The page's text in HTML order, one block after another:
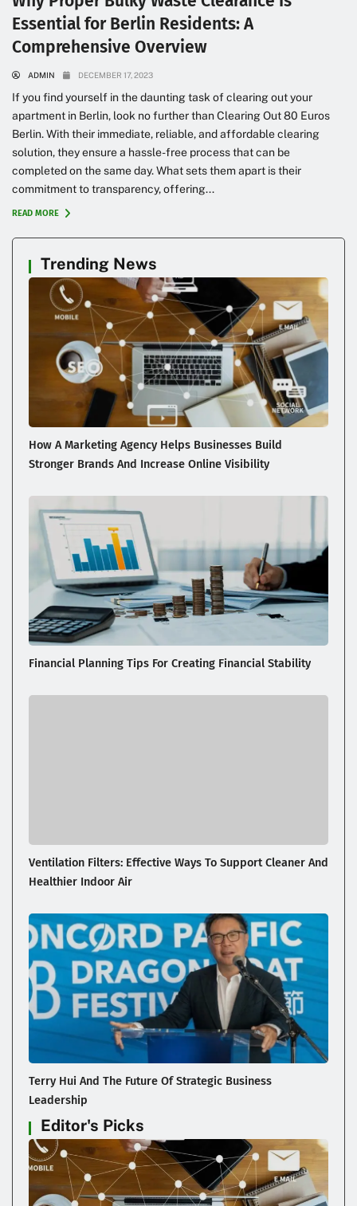
Essential for Berlin Residents: A
Comprehensive Overview
ADMIN DECEMBER 17, 2023
If you find yourself in the daunting task of clearing out your
apartment in Berlin, look no further than Clearing Out 80 Euros
Berlin. With their immediate, reliable, and affordable clearing
solution, they ensure a hassle-free process that can be
completed on the same day. What sets them apart is their
commitment to transparency, offering...
READ MORE
Trending News
How A Marketing Agency Helps Businesses Build
Stronger Brands And Increase Online Visibility
Financial Planning Tips For Creating Financial Stability
Ventilation Filters: Effective Ways To Support Cleaner And
Healthier Indoor Air
Terry Hui And The Future Of Strategic Business
Leadership
Editor's Picks